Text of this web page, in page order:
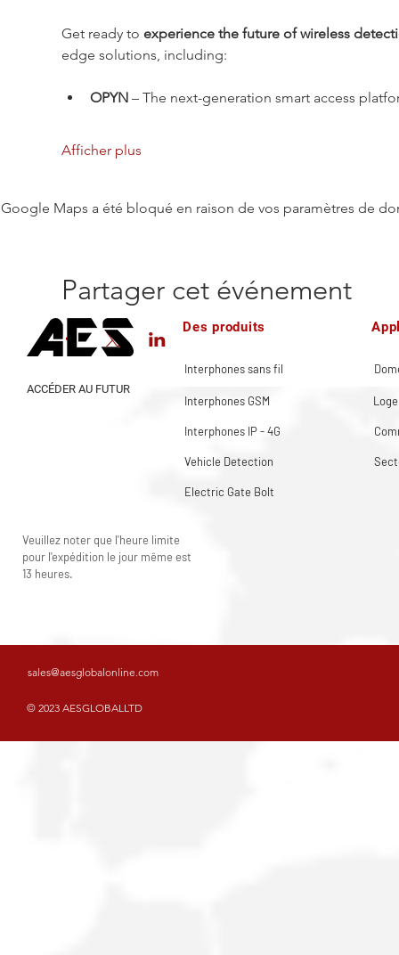
Get ready to experience the future of wireless
edge solutions, including:
OPYN – The next-generation smart access
Afficher plus
Google Maps a été bloqué en raison de vos paramètres de
Partager cet événement
Des produits
Interphones sans fil
ACCÉDER AU FUTUR
Interphones GSM
Interphones IP - 4G
Vehicle Detection
Electric Gate Bolt
Veuillez noter que l'heure limite
pour l'expédition le jour même est
13 heures.
sales@aesglobalonline.com
© 2023 AESGLOBALLTD